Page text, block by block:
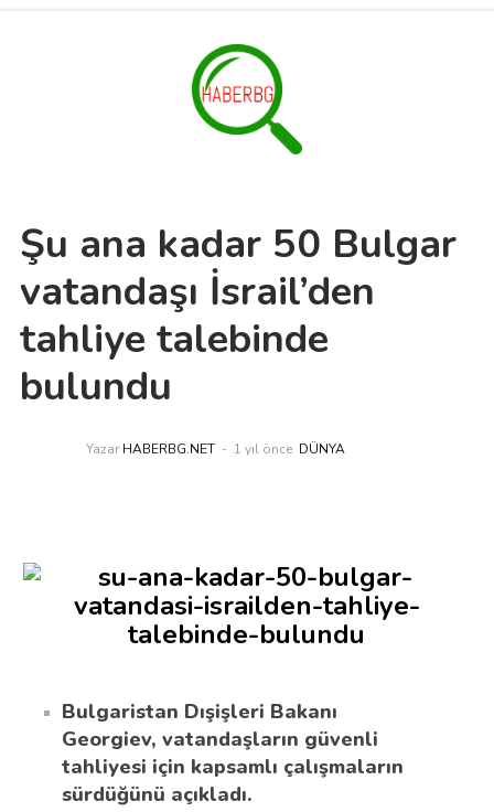
Şu ana kadar 50 Bulgar
vatandaşı İsrail’den
tahliye talebinde
bulundu
Yazar HABERBG.NET 1 yıl önce DÜNYA
Bulgaristan Dışişleri Bakanı
Georgiev, vatandaşların güvenli
tahliyesi için kapsamlı çalışmaların
sürdüğünü açıkladı.